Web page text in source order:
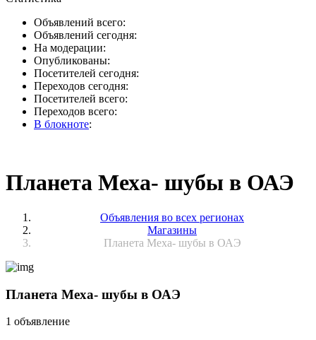
Объявлений всего:
Объявлений сегодня:
На модерации:
Опубликованы:
Посетителей сегодня:
Переходов сегодня:
Посетителей всего:
Переходов всего:
В блокноте:
Планета Меха- шубы в ОАЭ
Объявления во всех регионах
Магазины
Планета Меха- шубы в ОАЭ
Планета Меха- шубы в ОАЭ
1 объявление